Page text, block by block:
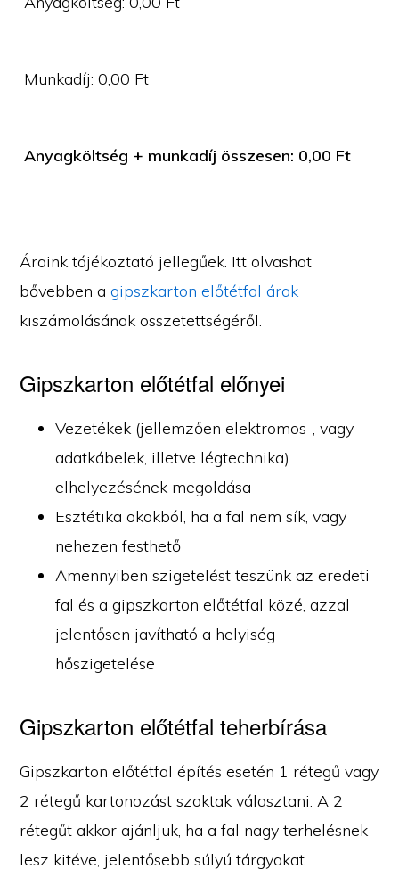
Munkadíj:0,00 Ft
Anyagköltség + munkadíj összesen: 0,00 Ft
Áraink tájékoztató jellegűek. Itt olvashat
bővebben agipszkarton előtétfal árak
kiszámolásának összetettségéről.
Gipszkarton előtétfal előnyei
Vezetékek (jellemzően elektromos-, vagy
adatkábelek, illetve légtechnika)
elhelyezésének megoldása
Esztétika okokból, ha a fal nem sík, vagy
nehezen festhető
Amennyiben szigetelést teszünk az eredeti
fal és a gipszkarton előtétfal közé, azzal
jelentősen javítható a helyiség
hőszigetelése
Gipszkarton előtétfal teherbírása
Gipszkarton előtétfal építés esetén 1 rétegű vagy
2 rétegű kartonozást szoktak választani. A 2
rétegűt akkor ajánljuk, ha a fal nagy terhelésnek
lesz kitéve, jelentősebb súlyú tárgyakat